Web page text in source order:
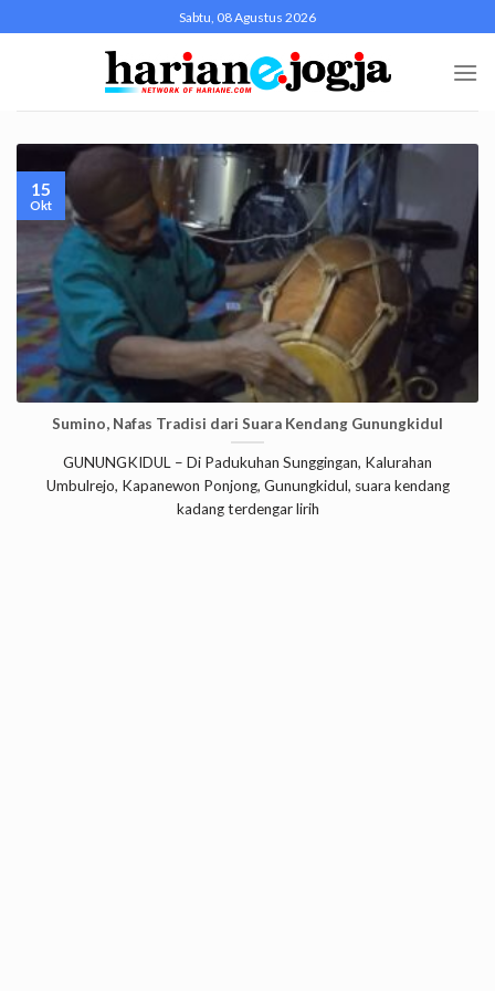
to
Sabtu, 08 Agustus 2026
Sumino, Nafas Tradisi dari Suara Kendang Gunungkidul
GUNUNGKIDUL – Di Padukuhan Sunggingan, Kalurahan
Umbulrejo, Kapanewon Ponjong, Gunungkidul, suara kendang
kadang terdengar lirih
15
Okt